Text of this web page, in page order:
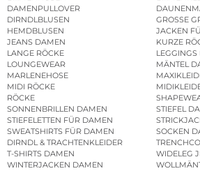
DAMENPULLOVER
DIRNDLBLUSEN
GROSSE
HEMDBLUSEN
JACKEN
JEANS DAMEN
KURZE
LANGE RÖCKE
LOUNGEWEAR
MÄNTEL
MARLENEHOSE
MIDI RÖCKE
RÖCKE
SONNENBRILLEN DAMEN
STIEFEL
STIEFELETTEN FÜR DAMEN
SWEATSHIRTS FÜR DAMEN
SOCKEN
DIRNDL & TRACHTENKLEIDER
T-SHIRTS DAMEN
WIDELEG
WINTERJACKEN DAMEN